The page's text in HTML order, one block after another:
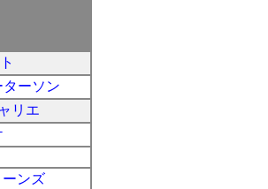
ターソン
リエ
ンズ